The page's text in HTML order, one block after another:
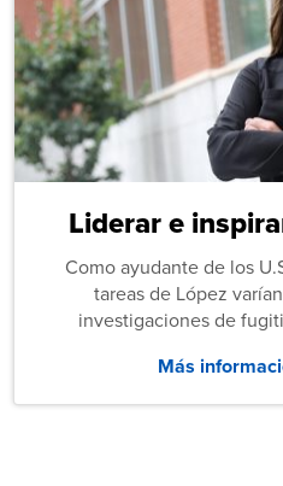
Liderar e
Como ayudante de los
tareas de López
investigaciones de
alguaciles también ayudan
estatales y locales en
Más